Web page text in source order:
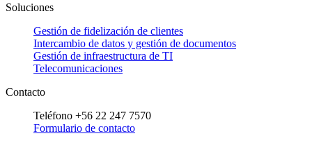
Soluciones
Gestión de fidelización de clientes
Intercambio de datos y gestión de documentos
Gestión de infraestructura de TI
Telecomunicaciones
Contacto
Teléfono +56 22 247 7570
Formulario de contacto